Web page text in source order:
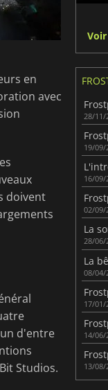
en
avec
doivent
d'entre
Studios.
28/11/
19/09/
16/09/
02/09/
La
28/06/
La
08/04/
17/01/
14/06/
13/08/